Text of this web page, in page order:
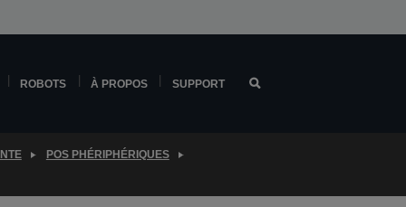
ROBOTS À PROPOS SUPPORT
POS PHÉRIPHÉRIQUES